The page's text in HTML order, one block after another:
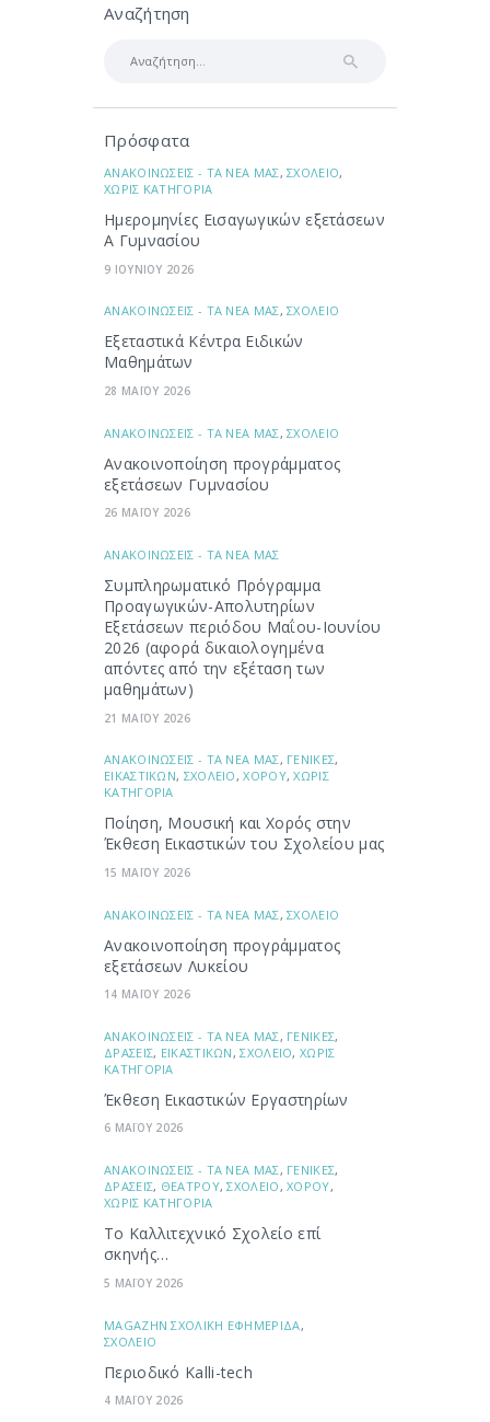
Αναζήτηση
Πρόσφατα
ΑΝΑΚΟΙΝΩΣΕΙΣ - ΤΑ ΝΕΑ ΜΑΣ,ΣΧΟΛΕΙΟ,
ΧΩΡΙΣ ΚΑΤΗΓΟΡΙΑ
Ημερομηνίες Εισαγωγικών εξετάσεων
Α Γυμνασίου
9 ΙΟΥΝΙΟΥ 2026
ΑΝΑΚΟΙΝΩΣΕΙΣ - ΤΑ ΝΕΑ ΜΑΣ,ΣΧΟΛΕΙΟ
Εξεταστικά Κέντρα Ειδικών
Μαθημάτων
28 ΜΑΪΟΥ 2026
ΑΝΑΚΟΙΝΩΣΕΙΣ - ΤΑ ΝΕΑ ΜΑΣ,ΣΧΟΛΕΙΟ
Ανακοινοποίηση προγράμματος
εξετάσεων Γυμνασίου
26 ΜΑΪΟΥ 2026
ΑΝΑΚΟΙΝΩΣΕΙΣ - ΤΑ ΝΕΑ ΜΑΣ
Συμπληρωματικό Πρόγραμμα
Προαγωγικών-Απολυτηρίων
Εξετάσεων περιόδου Μαΐου-Ιουνίου
2026 (αφορά δικαιολογημένα
απόντες από την εξέταση των
μαθημάτων)
21 ΜΑΪΟΥ 2026
ΑΝΑΚΟΙΝΩΣΕΙΣ - ΤΑ ΝΕΑ ΜΑΣ, ΓΕΝΙΚΕΣ,
ΕΙΚΑΣΤΙΚΩΝ, ΣΧΟΛΕΙΟ,ΧΟΡΟΥ,ΧΩΡΙΣ
ΚΑΤΗΓΟΡΙΑ
Ποίηση, Μουσική και Χορός στην
Έκθεση Εικαστικών του Σχολείου μας
15 ΜΑΪΟΥ 2026
ΑΝΑΚΟΙΝΩΣΕΙΣ - ΤΑ ΝΕΑ ΜΑΣ,ΣΧΟΛΕΙΟ
Ανακοινοποίηση προγράμματος
εξετάσεων Λυκείου
14 ΜΑΪΟΥ 2026
ΑΝΑΚΟΙΝΩΣΕΙΣ - ΤΑ ΝΕΑ ΜΑΣ, ΓΕΝΙΚΕΣ,
ΔΡΑΣΕΙΣ, ΕΙΚΑΣΤΙΚΩΝ ,ΣΧΟΛΕΙΟ,ΧΩΡΙΣ
ΚΑΤΗΓΟΡΙΑ
Έκθεση Εικαστικών Εργαστηρίων
6 ΜΑΪΟΥ 2026
ΑΝΑΚΟΙΝΩΣΕΙΣ - ΤΑ ΝΕΑ ΜΑΣ, ΓΕΝΙΚΕΣ,
ΔΡΑΣΕΙΣ, ΘΕΑΤΡΟΥ,ΣΧΟΛΕΙΟ,ΧΟΡΟΥ,
ΧΩΡΙΣ ΚΑΤΗΓΟΡΙΑ
Το Καλλιτεχνικό Σχολείο επί
σκηνής…
5 ΜΑΪΟΥ 2026
ΜAGAZHN ΣΧΟΛΙΚΗ ΕΦΗΜΕΡΙΔΑ,
ΣΧΟΛΕΙΟ
Περιοδικό Kalli-tech
4 ΜΑΪΟΥ 2026